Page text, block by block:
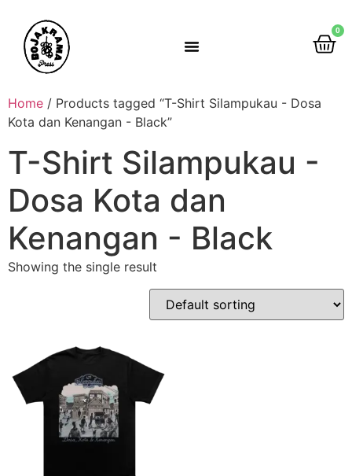
0
Home / Products tagged “T-Shirt Silampukau - Dosa
Kota dan Kenangan - Black”
T-Shirt Silampukau -
Dosa Kota dan
Kenangan - Black
Showing the single result